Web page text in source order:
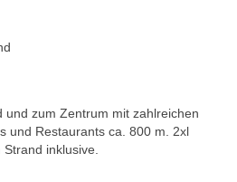
und zum Zentrum mit zahlreichen
und Restaurants ca. 800 m. 2xl
inklusive.